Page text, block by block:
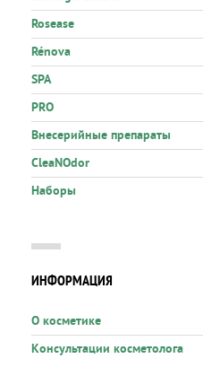
Rosease
Rénova
SPA
PRO
Внесерийные препараты
CleaNOdor
Наборы
ИНФОРМАЦИЯ
О косметике
Консультации косметолога